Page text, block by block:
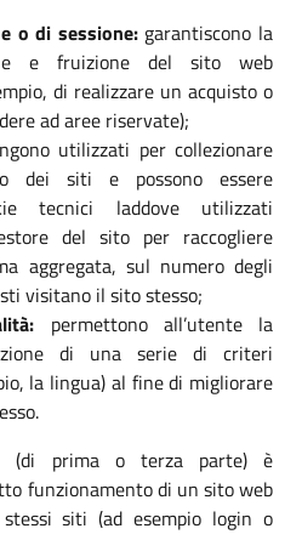
o di sessione:garantiscono la
e fruizione del sito web
di realizzare un acquisto o
ad aree riservate);
utilizzati per collezionare
dei siti e possono essere
tecnici laddove utilizzati
del sito per raccogliere
aggregata, sul numero degli
visitano il sito stesso;
permettono all’utente la
di una serie di criteri
la lingua) al fine di migliorare
(di prima o terza parte) è
funzionamento di un sito web
siti (ad esempio login o